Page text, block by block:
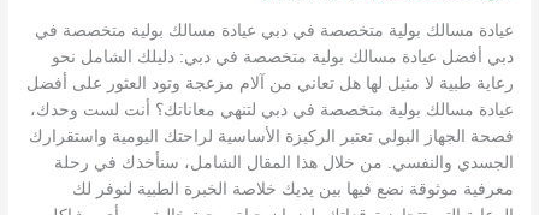
عيادة مسالك بولية متخصصة في دبي عيادة مسالك بولية متخصصة في
دبي أفضل عيادة مسالك بولية متخصصة في دبي: دليلك الشامل نحو
رعاية طبية لا مثيل لها هل تعاني من آلام مزعجة وتود العثور على أفضل
عيادة مسالك بولية متخصصة في دبي لتنهي معاناتك؟ أنت لست وحدك،
فصحة الجهاز البولي تعتبر الركيزة الأساسية لراحتك اليومية واستقرارك
الجسدي والنفسي. من خلال هذا المقال الشامل، سنأخذك في رحلة
معرفية موثوقة نضع فيها بين يديك خلاصة الخبرة الطبية لنوفر لك
رعاية
وتشخيص
دقيق